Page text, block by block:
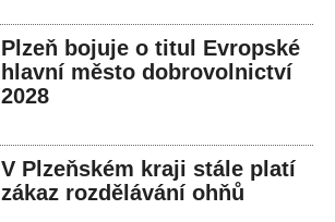
Plzeň bojuje o titul Evropské
hlavní město dobrovolnictví
2028
V Plzeňském kraji stále platí
zákaz rozdělávání ohňů